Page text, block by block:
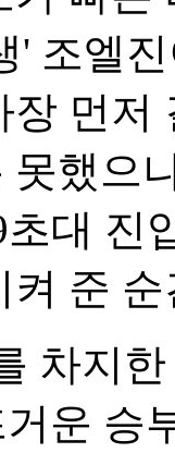
' 조엘
장 먼저
했으
대 진
켜 준
차지
운 승